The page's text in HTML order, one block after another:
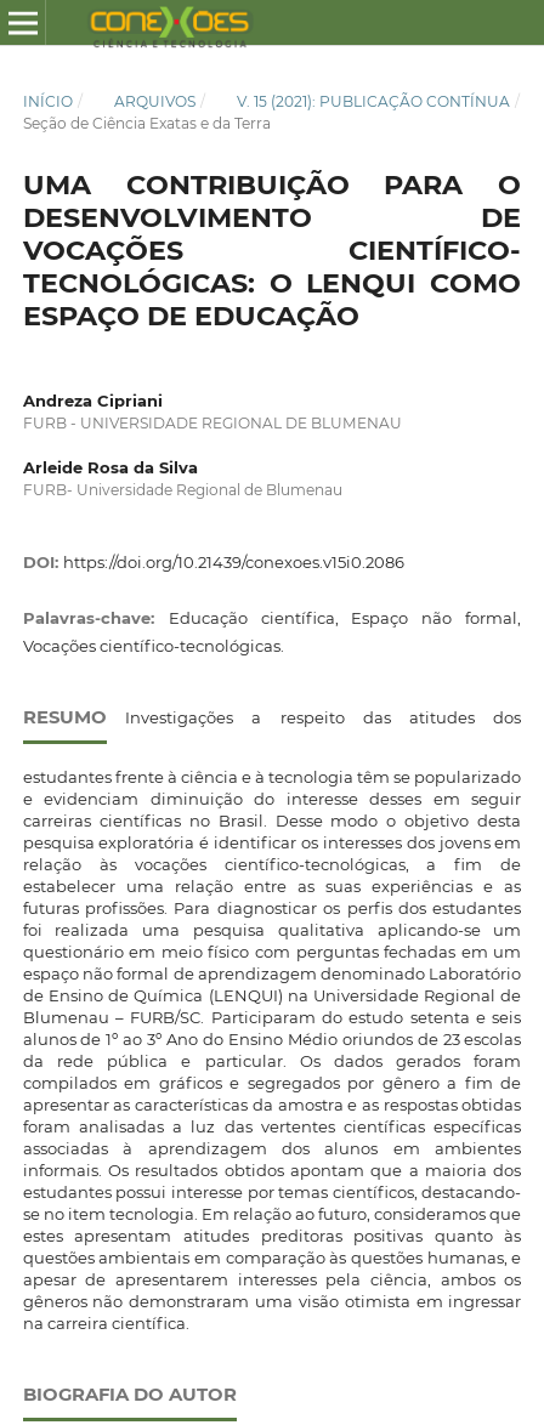
INÍCIO / ARQUIVOS / V. 15 (2021): PUBLICAÇÃO CONTÍNUA /
Seção de Ciência Exatas e da Terra
UMA CONTRIBUIÇÃO PARA O
DESENVOLVIMENTO DE
VOCAÇÕES CIENTÍFICO-
TECNOLÓGICAS: O LENQUI COMO
ESPAÇO DE EDUCAÇÃO
Andreza Cipriani
FURB - UNIVERSIDADE REGIONAL DE BLUMENAU
Arleide Rosa da Silva
FURB- Universidade Regional de Blumenau
DOI: https://doi.org/10.21439/conexoes.v15i0.2086
Palavras-chave: Educação científica, Espaço não formal,
Vocações científico-tecnológicas.
RESUMO Investigações a respeito das atitudes dos
estudantes frente à ciência e à tecnologia têm se popularizado
e evidenciam diminuição do interesse desses em seguir
carreiras científicas no Brasil. Desse modo o objetivo desta
pesquisa exploratória é identificar os interesses dos jovens em
relação às vocações científico-tecnológicas, a fim de
estabelecer uma relação entre as suas experiências e as
futuras profissões. Para diagnosticar os perfis dos estudantes
foi realizada uma pesquisa qualitativa aplicando-se um
questionário em meio físico com perguntas fechadas em um
espaço não formal de aprendizagem denominado Laboratório
de Ensino de Química (LENQUI) na Universidade Regional de
Blumenau – FURB/SC. Participaram do estudo setenta e seis
alunos de 1º ao 3º Ano do Ensino Médio oriundos de 23 escolas
da rede pública e particular. Os dados gerados foram
compilados em gráficos e segregados por gênero a fim de
apresentar as características da amostra e as respostas obtidas
foram analisadas a luz das vertentes científicas específicas
associadas à aprendizagem dos alunos em ambientes
informais. Os resultados obtidos apontam que a maioria dos
estudantes possui interesse por temas científicos, destacando-
se no item tecnologia. Em relação ao futuro, consideramos que
estes apresentam atitudes preditoras positivas quanto às
questões ambientais em comparação às questões humanas, e
apesar de apresentarem interesses pela ciência, ambos os
gêneros não demonstraram uma visão otimista em ingressar
na carreira científica.
BIOGRAFIA DO AUTOR